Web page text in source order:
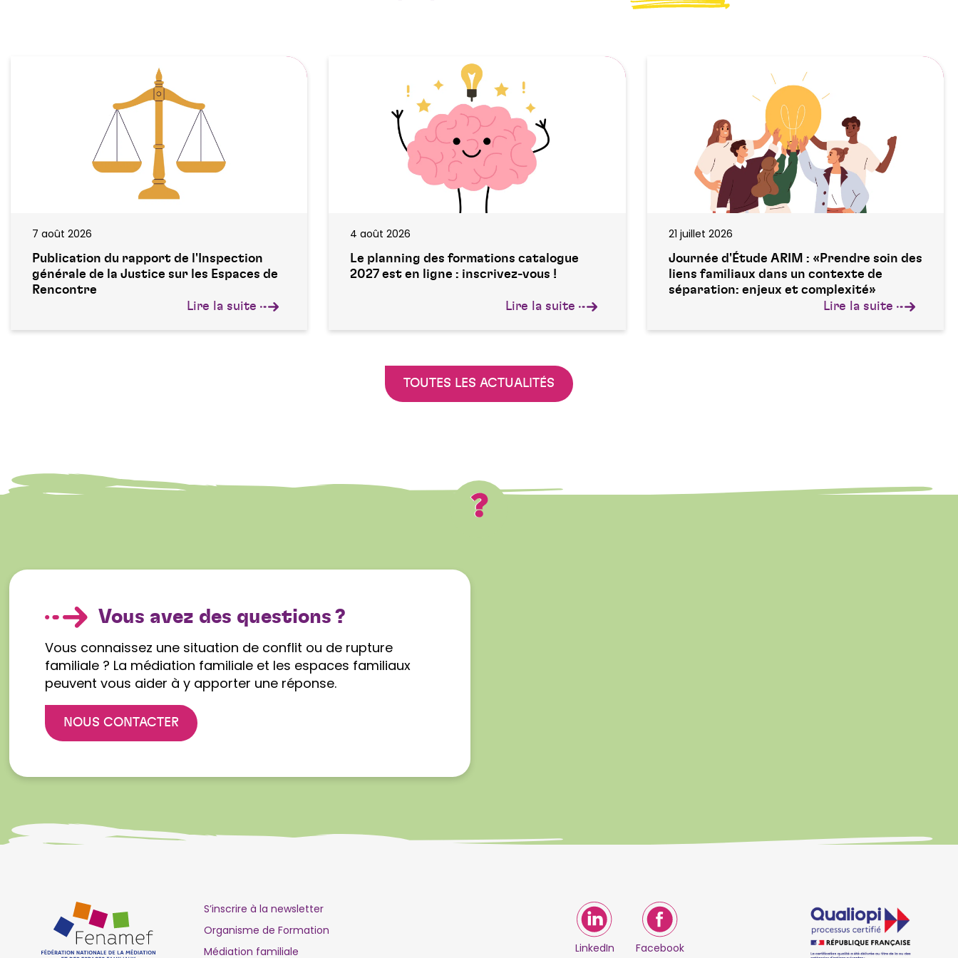
7 août 2026
Publication du rapport de l'Inspection
générale de la Justice sur les Espaces de
Rencontre
Lire la suite
4 août 2026
Le planning des formations catalogue
2027 est en ligne : inscrivez-vous !
Lire la suite
21 juillet 2026
Journée d'Étude ARIM : «Prendre soin des
liens familiaux dans un contexte de
séparation: enjeux et complexité»
Lire la suite
TOUTES LES ACTUALITÉS
Vous avez des questions ?
Vous connaissez une situation de conflit ou de rupture
familiale ? La médiation familiale et les espaces familiaux
peuvent vous aider à y apporter une réponse.
NOUS CONTACTER
S’inscrire à la newsletter
Organisme de Formation
Médiation familiale
LinkedIn Facebook